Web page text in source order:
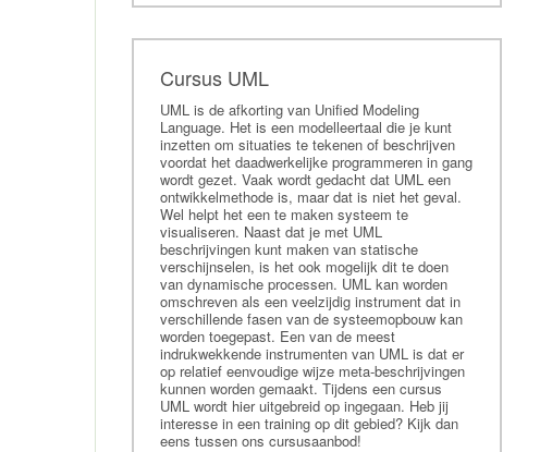
Cursus VBA
Cursus XAML
Training Ajax
Training jQuery
Cursus HTML5
Cursus Javascript
Training Delphi
Cursus Symfony
Cursus CodeIgniter
training CakePHP
Cursus Powershell
Cursus Qt
Cursus Perl
Cursus Laravel
Cursus Clojure
Cursus UML
UML is de afkorting van Unified Modeling
Language. Het is een modelleertaal die je kunt
inzetten om situaties te tekenen of beschrijven
voordat het daadwerkelijke programmeren in gang
wordt gezet. Vaak wordt gedacht dat UML een
ontwikkelmethode is, maar dat is niet het geval.
Wel helpt het een te maken systeem te
visualiseren. Naast dat je met UML
beschrijvingen kunt maken van statische
verschijnselen, is het ook mogelijk dit te doen
van dynamische processen. UML kan worden
omschreven als een veelzijdig instrument dat in
verschillende fasen van de systeemopbouw kan
worden toegepast. Een van de meest
indrukwekkende instrumenten van UML is dat er
op relatief eenvoudige wijze meta-beschrijvingen
kunnen worden gemaakt. Tijdens een cursus
UML wordt hier uitgebreid op ingegaan. Heb jij
interesse in een training op dit gebied? Kijk dan
eens tussen ons cursusaanbod!